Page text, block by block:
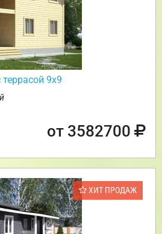
9х9
от 3582700
ХИТ ПРОДАЖ